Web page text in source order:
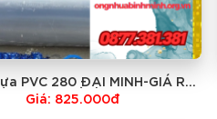
PVC 280 ĐẠI MINH-GIÁ RẺ
NHẤT
Giá: 825.000đ